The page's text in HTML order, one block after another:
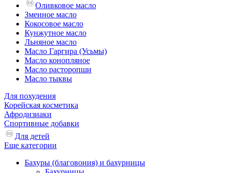
Оливковое масло
Змеиное масло
Кокосовое масло
Кунжутное масло
Льняное масло
Масло Гаргира (Усьмы)
Масло конопляное
Масло расторопши
Масло тыквы
Для похудения
Корейская косметика
Афродизиаки
Спортивные добавки
Для детей
Еще категории
Бахуры (благовония) и бахурницы